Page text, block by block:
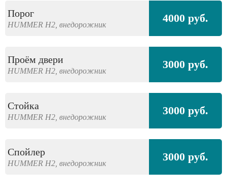
Порог
HUMMER H2, внедорожник 4000 руб.
Проём двери
HUMMER H2, внедорожник 3000 руб.
Стойка
HUMMER H2, внедорожник 3000 руб.
Спойлер
HUMMER H2, внедорожник 3000 руб.